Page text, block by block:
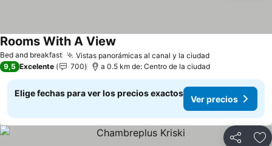
Bed and breakfast Vistas panorámicas al canal y la ciudad
Rooms With A View
9,5 Excelente 700 a 0.5 km de: Centro de la ciudad
Elige fechas para ver los precios exactos
Ver precios
Compartir